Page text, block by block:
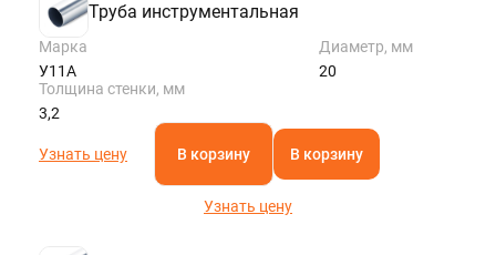
Труба инструментальная
Марка
У11А
Диаметр, мм
20
Толщина стенки, мм
3,2
Узнать цену В корзину В корзину
Узнать цену